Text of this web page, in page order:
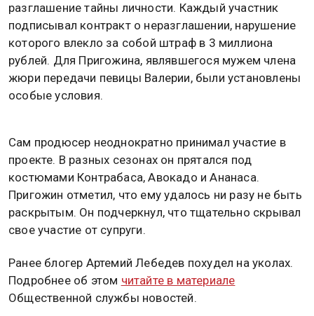
разглашение тайны личности. Каждый участник
подписывал контракт о неразглашении, нарушение
которого влекло за собой штраф в 3 миллиона
рублей. Для Пригожина, являвшегося мужем члена
жюри передачи певицы Валерии, были установлены
особые условия.
Сам продюсер неоднократно принимал участие в
проекте. В разных сезонах он прятался под
костюмами Контрабаса, Авокадо и Ананаса.
Пригожин отметил, что ему удалось ни разу не быть
раскрытым. Он подчеркнул, что тщательно скрывал
свое участие от супруги.
Ранее блогер Артемий Лебедев похудел на уколах.
Подробнее об этом читайте в материале
Общественной службы новостей.